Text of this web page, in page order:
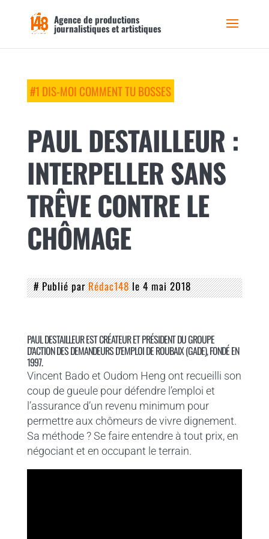
Agence de productions
journalistiques et artistiques
#1 DIS-MOI COMMENT TU BOSSES
PAUL DESTAILLEUR :
INTERPELLER SANS
TRÊVE CONTRE LE
CHÔMAGE
# Publié parRédac148le 4 mai 2018
PAUL DESTAILLEUR EST CRÉATEUR ET PRÉSIDENT DU GROUPE
D’ACTION DES DEMANDEURS D’EMPLOI DE ROUBAIX (GADE), FONDÉ EN
1997.
Vincent Bado et Oudom Heng ont recueilli son
coup de gueule pour défendre l’emploi et
l’assurance d’un revenu minimum pour
permettre aux chômeurs de vivre dignement.
Sa méthode ? Se faire entendre à tout prix, en
négociant et en occupant le terrain.